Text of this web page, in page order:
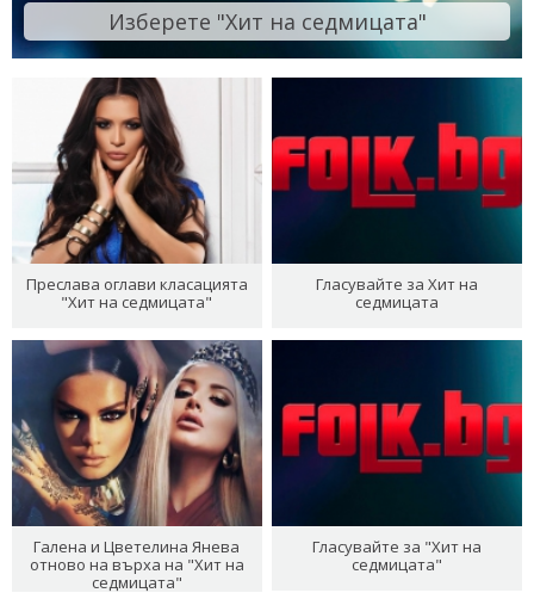
Изберете "Хит на седмицата"
Преслава оглави класацията
"Хит на седмицата"
Гласувайте за Хит на
седмицата
Галена и Цветелина Янева
отново на върха на "Хит на
седмицата"
Гласувайте за "Хит на
седмицата"